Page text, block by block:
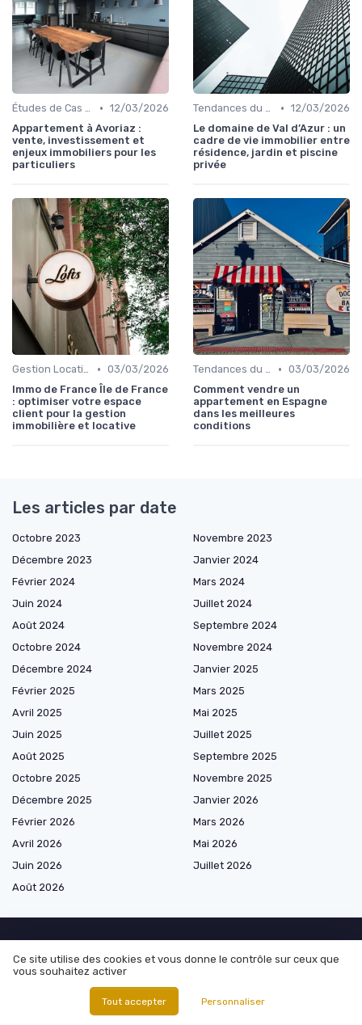
Études de Cas et Exemples de Réussite • 12/03/2026
Appartement à Avoriaz :
vente, investissement et
enjeux immobiliers pour les
particuliers
Tendances du Marché Immobilier Commercial • 12/03/2026
Le domaine de Val d’Azur : un
cadre de vie immobilier entre
résidence, jardin et piscine
privée
Gestion Locative et Asset Management • 03/03/2026
Immo de France Île de France
: optimiser votre espace
client pour la gestion
immobilière et locative
Tendances du Marché Immobilier Commercial • 03/03/2026
Comment vendre un
appartement en Espagne
dans les meilleures
conditions
Les articles par date
Octobre 2023
Novembre 2023
Décembre 2023
Janvier 2024
Février 2024
Mars 2024
Juin 2024
Juillet 2024
Août 2024
Septembre 2024
Octobre 2024
Novembre 2024
Décembre 2024
Janvier 2025
Février 2025
Mars 2025
Avril 2025
Mai 2025
Juin 2025
Juillet 2025
Août 2025
Septembre 2025
Octobre 2025
Novembre 2025
Décembre 2025
Janvier 2026
Février 2026
Mars 2026
Avril 2026
Mai 2026
Juin 2026
Juillet 2026
Août 2026
Les plus lus
Salaire agent immobilier century 21 : analyse approfondie et
Ce site utilise des cookies et vous donne le contrôle sur ceux que
vous souhaitez activer
Tout accepter Personnaliser